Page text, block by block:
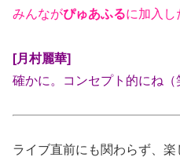
みんながぴゅあふるに加入し
[月村麗華]
確かに。コンセプト的にね（
ライブ直前にも関わらず、